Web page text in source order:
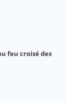
feu croisé des